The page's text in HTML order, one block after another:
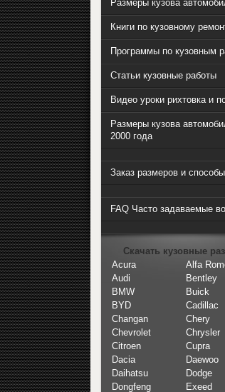
Размеры кузова
Книги по кузовному
Программы по кузовным
Статьи кузовные работы
Видео уроки рихтовка и
Размеры кузова
2000 года
Заказ размеров и
FAQ Часто задаваемые
Скачать кузовные
Acura
Alfa
Audi
Bentley
BMW
Buick
BYD
Cadillac
Changan
Chery
Chevrolet
Chrysler
Citroen
Cupra
Dacia
Daewoo
Daihatsu
Dodge
Dongfeng
Exeed